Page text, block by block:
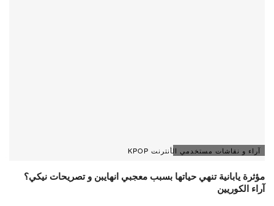
آراء و نقاشات مستخدمي الأنترنت KPOP
مؤثرة يابانية تنهي حياتها بسبب معجبي انهايبن و تصريحات نيكي؟
آراء الكوريين